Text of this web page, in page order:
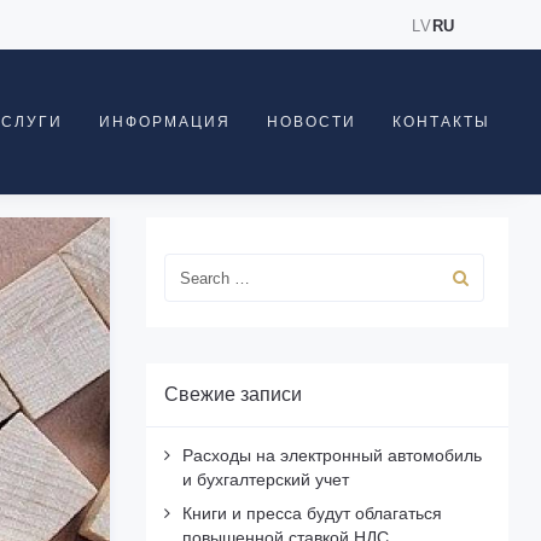
LV RU
ИНФОРМАЦИЯ НОВОСТИ КОНТАКТЫ
Свежие записи
Расходы на электронный автомобиль
и бухгалтерский учет
Книги и пресса будут облагаться